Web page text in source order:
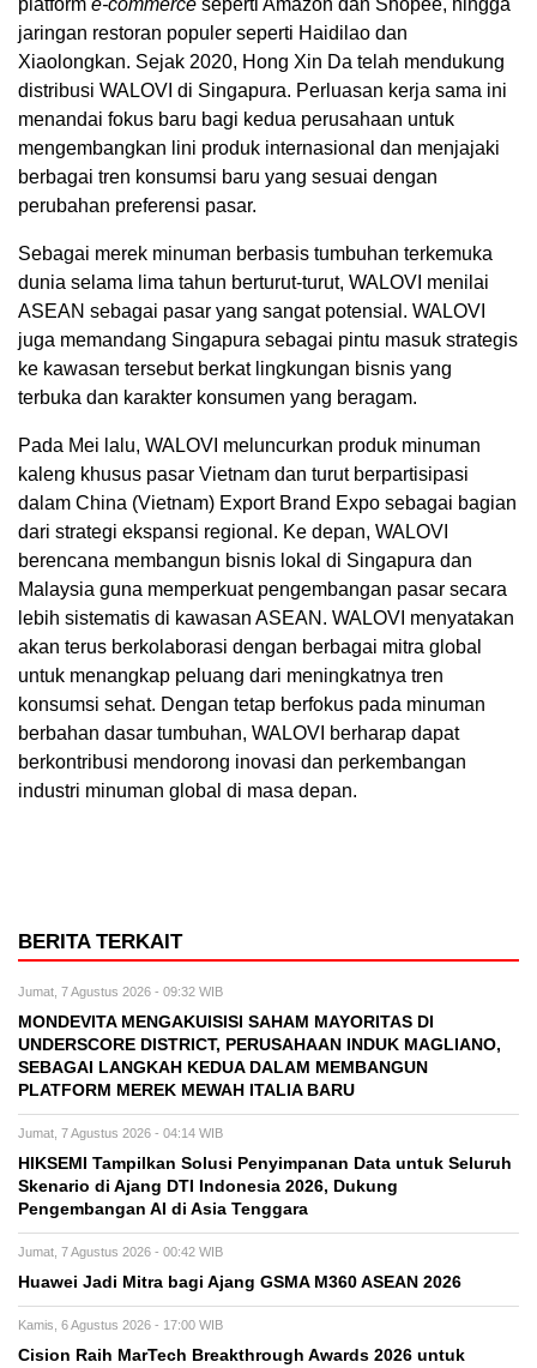
platform e-commerce seperti Amazon dan Shopee, hingga
jaringan restoran populer seperti Haidilao dan
Xiaolongkan. Sejak 2020, Hong Xin Da telah mendukung
distribusi WALOVI di Singapura. Perluasan kerja sama ini
menandai fokus baru bagi kedua perusahaan untuk
mengembangkan lini produk internasional dan menjajaki
berbagai tren konsumsi baru yang sesuai dengan
perubahan preferensi pasar.
Sebagai merek minuman berbasis tumbuhan terkemuka
dunia selama lima tahun berturut-turut, WALOVI menilai
ASEAN sebagai pasar yang sangat potensial. WALOVI
juga memandang Singapura sebagai pintu masuk strategis
ke kawasan tersebut berkat lingkungan bisnis yang
terbuka dan karakter konsumen yang beragam.
Pada Mei lalu, WALOVI meluncurkan produk minuman
kaleng khusus pasar Vietnam dan turut berpartisipasi
dalam China (Vietnam) Export Brand Expo sebagai bagian
dari strategi ekspansi regional. Ke depan, WALOVI
berencana membangun bisnis lokal di Singapura dan
Malaysia guna memperkuat pengembangan pasar secara
lebih sistematis di kawasan ASEAN. WALOVI menyatakan
akan terus berkolaborasi dengan berbagai mitra global
untuk menangkap peluang dari meningkatnya tren
konsumsi sehat. Dengan tetap berfokus pada minuman
berbahan dasar tumbuhan, WALOVI berharap dapat
berkontribusi mendorong inovasi dan perkembangan
industri minuman global di masa depan.
BERITA TERKAIT
Jumat, 7 Agustus 2026 - 09:32 WIB
MONDEVITA MENGAKUISISI SAHAM MAYORITAS DI
UNDERSCORE DISTRICT, PERUSAHAAN INDUK MAGLIANO,
SEBAGAI LANGKAH KEDUA DALAM MEMBANGUN
PLATFORM MEREK MEWAH ITALIA BARU
Jumat, 7 Agustus 2026 - 04:14 WIB
HIKSEMI Tampilkan Solusi Penyimpanan Data untuk Seluruh
Skenario di Ajang DTI Indonesia 2026, Dukung
Pengembangan AI di Asia Tenggara
Jumat, 7 Agustus 2026 - 00:42 WIB
Huawei Jadi Mitra bagi Ajang GSMA M360 ASEAN 2026
Kamis, 6 Agustus 2026 - 17:00 WIB
Cision Raih MarTech Breakthrough Awards 2026 untuk